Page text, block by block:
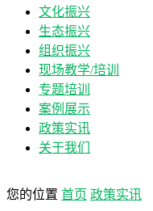
文化振兴
生态振兴
组织振兴
现场教学/培训
专题培训
案例展示
政策实讯
关于我们
您的位置 首页 政策实讯